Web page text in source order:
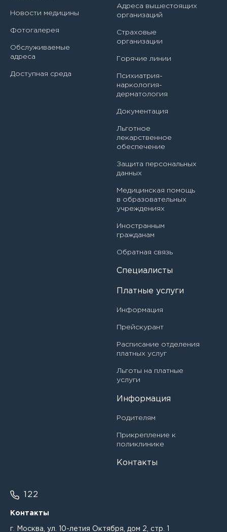
Новости медицины
Фотогалерея
Обслуживаемые
адреса
Доступная среда
Адреса вышестоящих
организаций
Страховые
организации
Горячие линии
Психиатрия-
наркология-
дерматология
Документация
Льготное
лекарственное
обеспечение
Защита персональных
данных
Медицинская помощь
в образовательных
учреждениях
Иностранным
гражданам
Обратная связь
Специалисты
Платные услуги
Информация
Прейскурант
Расписание отделения
платных услуг
Льготы на платные
услуги
Информация
Родителям
Прикрепление к
поликлинике
Контакты
122
Контакты
г. Москва, ул. 10-летия Октября, дом 2, стр. 1
Алексеенко Дарья Николаевна
Алиева Динара Романовна
Алиева Патимат Рабазангаджиевна
Алфёрова Алена Павловна
Андреева Юлия Константиновна
Арутюнян Аннман Сергеевна
Асильдарова Маржана Анваровна
Атласова Елена Владимировна
Байдала Наталия Николаевна
Балашов Станислав Леонидович
Балехова Наталья Евгеньевна
Басова Александра Дмитриевна
Белякова Наталья Ивановна
Бережная Елена Александровна
Бирюкова Александра Александровна
Богданова Ирина Владимировна
Бурмистрова Лина Романовна
Детская городская поликлиника № 38 Филиал № 1
Детская городская поликлиника № 38 Филиал № 2
Детская городская поликлиника № 38 Филиал № 3
Врач - детский кардиолог
Врач - детский уролог-андролог
Врач - детский хирург
Врач - детский эндокринолог
Врач ультразвуковой диагностики
Врач функциональной диагностики
Врач-аллерголог-иммунолог
Заведующий кабинетом организационно-
методист
ЗАПИСАТЬСЯ НА ПРИЕМ
Я даю согласие на обработку персональных данных
Я даю согласие на обработку персональных данных